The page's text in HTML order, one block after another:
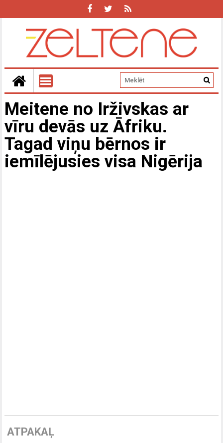
Meitene no Irživskas ar
vīru devās uz Āfriku.
Tagad viņu bērnos ir
iemīlējusies visa Nigērija
ATPAKAĻ